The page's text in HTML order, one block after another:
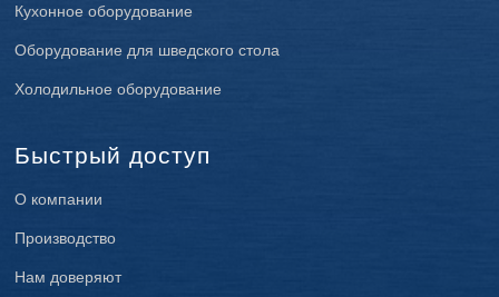
Кухонное оборудование
Оборудование для шведского стола
Холодильное оборудование
Быстрый доступ
О компании
Производство
Нам доверяют